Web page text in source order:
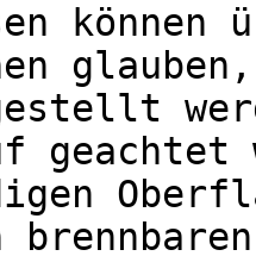
können
geachtet